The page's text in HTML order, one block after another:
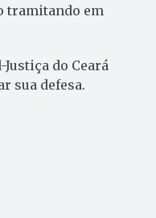
tramitando em
do Ceará
sua defesa.